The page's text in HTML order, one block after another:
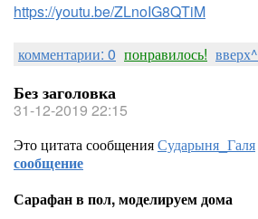
https://youtu.be/ZLnoIG8QTiM
комментарии: 0 понравилось! вверх^
Без заголовка
31-12-2019 22:15
Это цитата сообщенияСударыня_Галя
сообщение
Сарафан в пол, моделируем дома